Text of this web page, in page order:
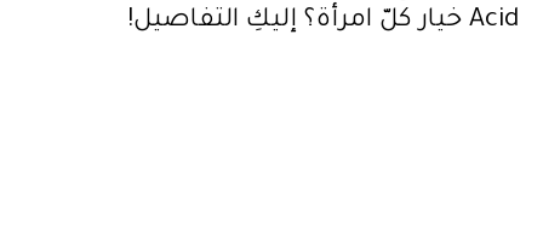
Acid خيار كلّ امرأة؟ إليكِ التفاصيل!